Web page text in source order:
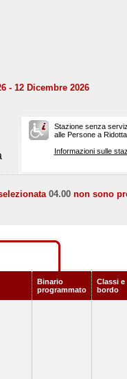
- 12 Dicembre 2026
Stazione senza
alle Persone a
Informazioni sulle
04.00 non sono
Binario
programmato
Classi e
bordo